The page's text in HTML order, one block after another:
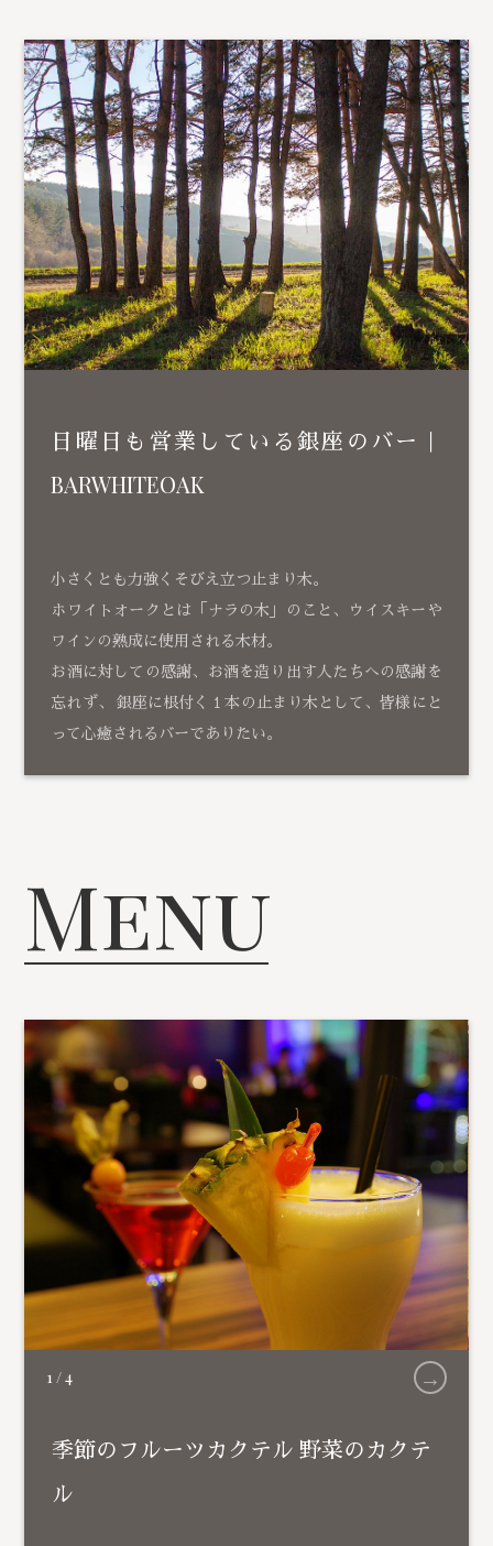
日曜日も営業している銀座のバー｜
BARWHITEOAK
小さくとも力強くそびえ立つ止まり木。
ホワイトオークとは「ナラの木」のこと、ウイスキーや
ワインの熟成に使用される木材。
お酒に対しての感謝、お酒を造り出す人たちへの感謝を
忘れず、 銀座に根付く１本の止まり木として、皆様にと
って心癒されるバーでありたい。
Menu
1 /4 →
季節のフルーツカクテル 野菜のカクテ
ル